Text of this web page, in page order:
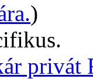
)
privát